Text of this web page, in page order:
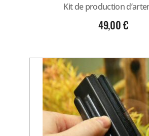
Kit de production
49,00€